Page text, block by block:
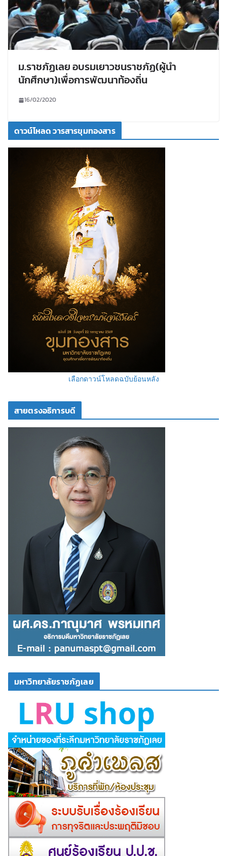
ม.ราชภัฏเลย อบรมเยาวชนราชภัฏ(ผู้นำ
นักศึกษา)เพื่อการพัฒนาท้องถิ่น
16/02/2020
ดาวน์โหลด วารสารขุมทองสาร
เลือกดาวน์โหลดฉบับย้อนหลัง
สายตรงอธิการบดี
มหาวิทยาลัยราชภัฏเลย